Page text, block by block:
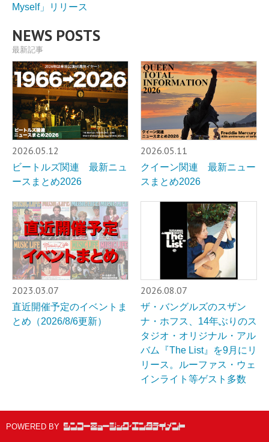
Myself」リリース
NEWS POSTS
最新記事
2026.05.12
ビートルズ関連 最新ニュ
ースまとめ2026
2026.05.11
クイーン関連 最新ニュー
スまとめ2026
2023.03.07
直近開催予定のイベントま
とめ（2026/8/6更新）
2026.08.07
ザ・バングルズのスザン
ナ・ホフス、14年ぶりのス
タジオ・オリジナル・アル
バム『The List』を9月にリ
リース。ルーファス・ウェ
インライト等ゲスト多数
POWERED BY